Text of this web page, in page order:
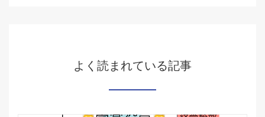
よく読まれている記事